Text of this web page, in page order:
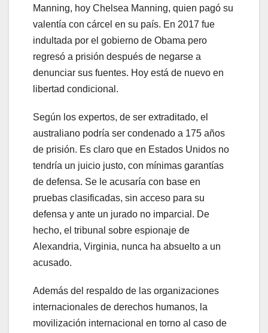
Manning, hoy Chelsea Manning, quien pagó su
valentía con cárcel en su país. En 2017 fue
indultada por el gobierno de Obama pero
regresó a prisión después de negarse a
denunciar sus fuentes. Hoy está de nuevo en
libertad condicional.
Según los expertos, de ser extraditado, el
australiano podría ser condenado a 175 años
de prisión. Es claro que en Estados Unidos no
tendría un juicio justo, con mínimas garantías
de defensa. Se le acusaría con base en
pruebas clasificadas, sin acceso para su
defensa y ante un jurado no imparcial. De
hecho, el tribunal sobre espionaje de
Alexandria, Virginia, nunca ha absuelto a un
acusado.
Además del respaldo de las organizaciones
internacionales de derechos humanos, la
movilización internacional en torno al caso de